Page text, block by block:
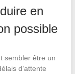
en
possible
sembler être un
d’attente